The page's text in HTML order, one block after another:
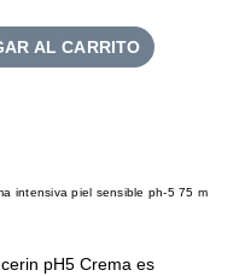
AL CARRITO
intensiva piel sensible ph-5 75 m
pH5 Crema es